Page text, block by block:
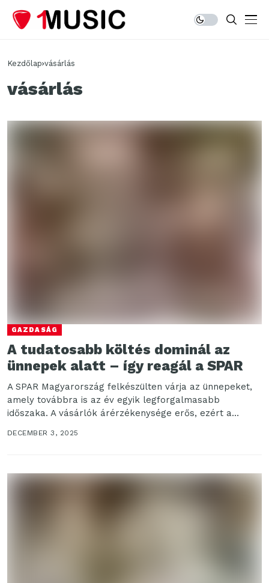
Kezdőlap vásárlás
vásárlás
GAZDASÁG
A tudatosabb költés dominál az
ünnepek alatt – így reagál a SPAR
A SPAR Magyarország felkészülten várja az ünnepeket,
amely továbbra is az év egyik legforgalmasabb
időszaka. A vásárlók árérzékenysége erős, ezért a
DECEMBER 3, 2025